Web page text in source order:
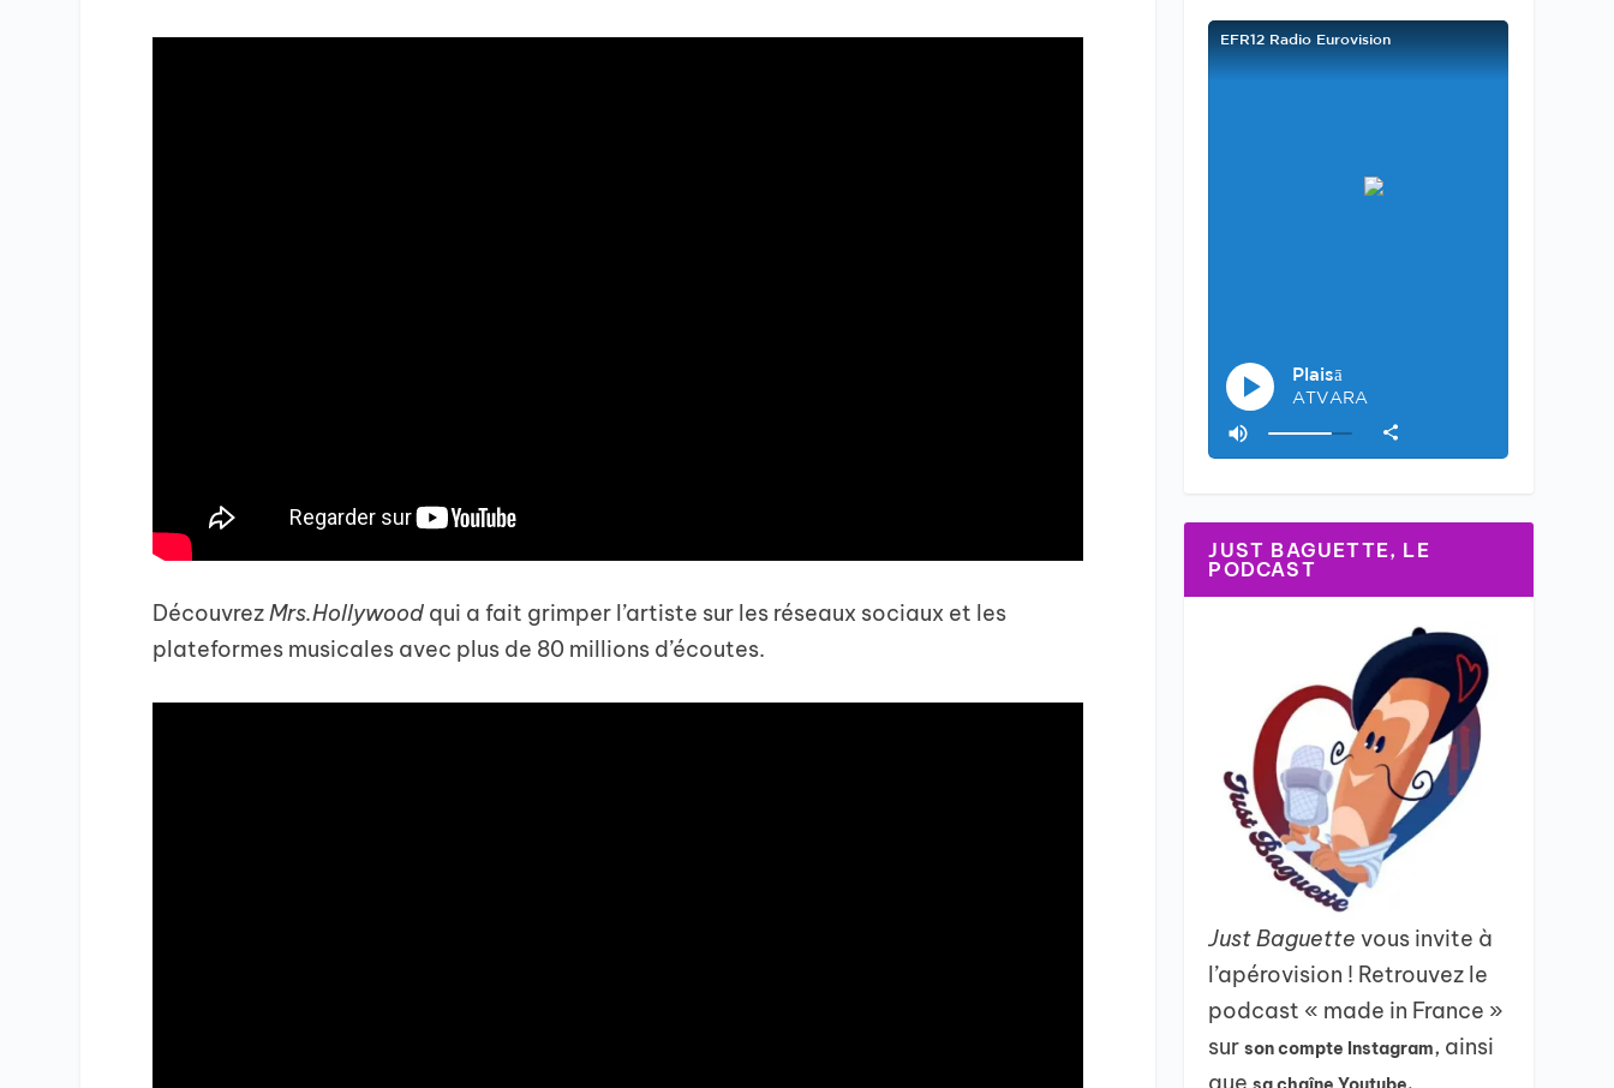
DécouvrezMrs.Hollywood qui a fait grimper l’artiste sur les réseaux sociaux et les
plateformes musicales avec plus de 80 millions d’écoutes.
JUST BAGUETTE, LE
PODCAST
Just Baguettevous invite à
l’apérovision ! Retrouvez le
podcast « made in France »
surson compte Instagram, ainsi